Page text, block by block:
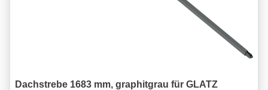
Dachstrebe 1683 mm, graphitgrau für GLATZ